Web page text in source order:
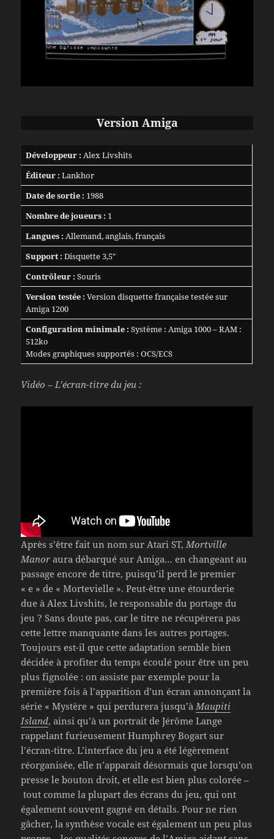
Version Amiga
Développeur : Alex Livshits
Éditeur : Lankhor
Date de sortie : 1988
Nombre de joueurs : 1
Langues : Allemand, anglais, français
Support : Disquette 3,5″
Contrôleur : Souris
Version testée : Version disquette française testée sur
Amiga 1200
Configuration minimale : Système : Amiga 1000 – RAM :
512ko
Modes graphiques supportés : OCS/ECS
Vidéo – L’écran-titre du jeu :
Après s’être fait un nom sur Atari ST,Mortville
Manor aura débarqué sur Amiga… en changeant au
passage encore de titre, puisqu’il perd le premier
« e » de « Mortevielle ». Peut-être une étourderie
due à Alex Livshits, le responsable du portage du
jeu ? Sans doute pas, car le titre ne récupèrera pas
cette lettre manquante dans les autres portages.
Toujours est-il que cette adaptation semble bien
décidée à profiter du temps écoulé pour être un peu
plus fignolée : on assiste par exemple pour la
première fois à l’apparition d’un écran annonçant la
série « Mystère » qui perdurera jusqu’àMaupiti
Island, ainsi qu’à un portrait de Jérôme Lange
rappelant furieusement Humphrey Bogart sur
l’écran-titre. L’interface du jeu a été légèrement
réorganisée, elle n’apparait désormais que lorsqu’on
presse le bouton droit, et elle est bien plus colorée –
tout comme la plupart des écrans du jeu, qui ont
également souvent gagné en détails. Pour ne rien
gâcher, la synthèse vocale est également un peu plus